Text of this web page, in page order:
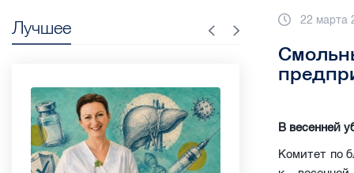
22 марта
В весенней
Комитет по
Лучшее